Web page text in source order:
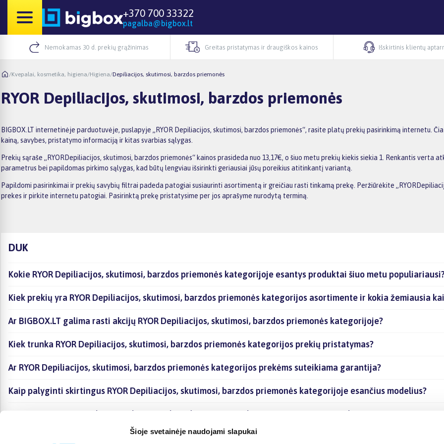
Šioje svetainėje naudojami slapukai
+370 700 33322
pagalba@bigbox.lt
Nemokamas 30 d. prekių grąžinimas Greitas pristatymas ir draugiškos kainos Išskirtinis klientų
/Kvepalai, kosmetika, higiena/Higiena/Depiliacijos, skutimosi, barzdos priemonės
RYOR Depiliacijos, skutimosi, barzdos priemonės
BIGBOX.LT internetinėje parduotuvėje, puslapyje „RYOR Depiliacijos, skutimosi, barzdos priemonės“, rasite platų prekių pasirinkimą internetu.
kainą, savybes, pristatymo informaciją ir kitas svarbias sąlygas.
Prekių sąraše „RYORDepiliacijos, skutimosi, barzdos priemonės“ kainos prasideda nuo 13,17€, o šiuo metu prekių kiekis siekia 1. Renkantis verta
parametrus bei papildomas pirkimo sąlygas, kad būtų lengviau išsirinkti geriausiai jūsų poreikius atitinkantį variantą.
Papildomi pasirinkimai ir prekių savybių filtrai padeda patogiai susiaurinti asortimentą ir greičiau rasti tinkamą prekę. Peržiūrėkite
prekes ir pirkite internetu patogiai. Pasirinktą prekę pristatysime per jos aprašyme nurodytą terminą.
DUK
Kokie RYOR Depiliacijos, skutimosi, barzdos priemonės kategorijoje esantys produktai šiuo metu
Kiek prekių yra RYOR Depiliacijos, skutimosi, barzdos priemonės kategorijos asortimente ir kokia žemiausia
Ar BIGBOX.LT galima rasti akcijų RYOR Depiliacijos, skutimosi, barzdos priemonės kategorijoje?
Kiek trunka RYOR Depiliacijos, skutimosi, barzdos priemonės kategorijos prekių pristatymas?
Ar RYOR Depiliacijos, skutimosi, barzdos priemonės kategorijos prekėms suteikiama garantija?
Kaip palyginti skirtingus RYOR Depiliacijos, skutimosi, barzdos priemonės kategorijoje esančius modelius?
Kaip įsigyti RYOR Depiliacijos, skutimosi, barzdos priemonės kategorijoje esančias prekes internetu?